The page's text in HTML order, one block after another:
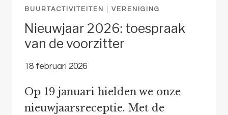
BUURTACTIVITEITEN VERENIGING
Nieuwjaar 2026: toespraak
van de voorzitter
18 februari 2026
Op 19 januari hielden we onze
nieuwjaarsreceptie. Met de